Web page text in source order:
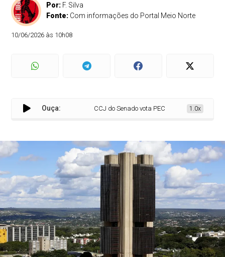
Por: F. Silva
Fonte: Com informações do Portal Meio Norte
10/06/2026 às 10h08
Ouça: CCJ do Senado vota PEC que amplia1.0x